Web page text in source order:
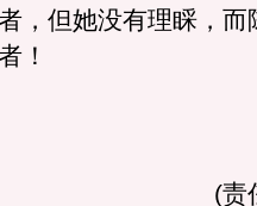
，但她没有理睬，而
！
(责